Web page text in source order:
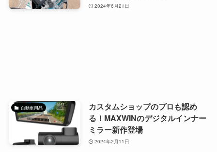
2024年6月21日
自動車用品
カスタムショップのプロも認め
る！MAXWINのデジタルインナー
ミラー新作登場
2024年2月11日